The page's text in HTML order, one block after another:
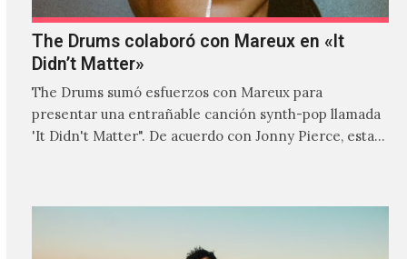
The Drums colaboró con Mareux en «It
Didn’t Matter»
The Drums sumó esfuerzos con Mareux para
presentar una entrañable canción synth-pop llamada
'It Didn't Matter". De acuerdo con Jonny Pierce, esta